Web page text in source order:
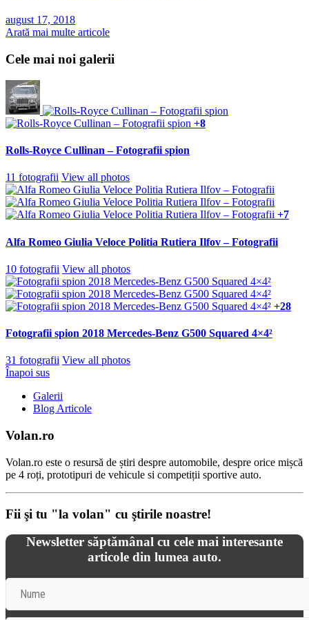
august 17, 2018
Arată mai multe articole
Cele mai noi galerii
+8
Rolls-Royce Cullinan – Fotografii spion
11 fotografii View all photos
+7
Alfa Romeo Giulia Veloce Politia Rutiera Ilfov – Fotografii
10 fotografii View all photos
+28
Fotografii spion 2018 Mercedes-Benz G500 Squared 4×4²
31 fotografii View all photos
Înapoi sus
Galerii
Blog Articole
Volan.ro
Volan.ro este o resursă de știri despre automobile, despre orice mișcă
pe 4 roți, prototipuri de vehicule si competiții sportive auto.
Fii şi tu "la volan" cu ştirile noastre!
Newsletter săptămânal cu cele mai interesante
articole din lumea auto.